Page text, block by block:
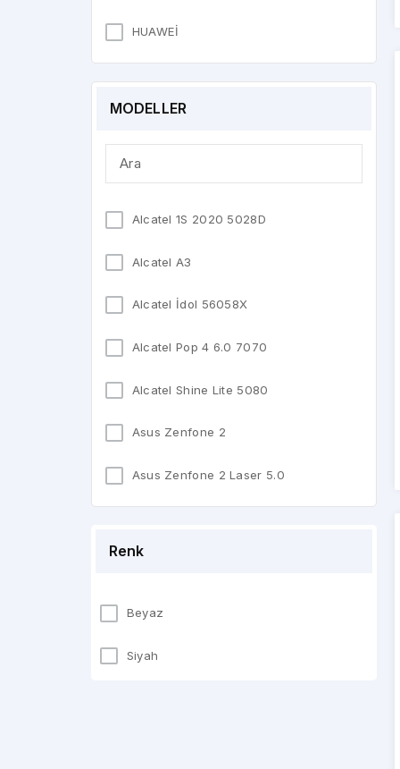
HUAWEİ
LG
NOKİA
XİAOMİ
MODELLER
Alcatel 1S 2020 5028D
Alcatel A3
Alcatel İdol 56058X
Alcatel Pop 4 6.0 7070
Alcatel Shine Lite 5080
Asus Zenfone 2
Asus Zenfone 2 Laser 5.0
Asus Zenfone 5
Renk
Beyaz
Siyah